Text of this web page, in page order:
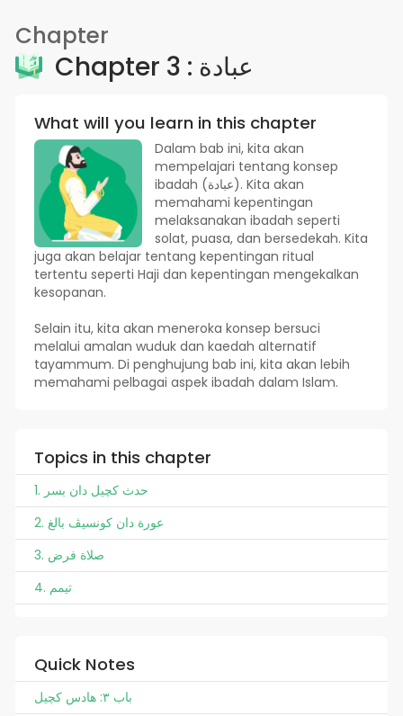
Chapter
Chapter 3 : عبادة
What will you learn in this chapter
Dalam bab ini, kita akan
mempelajari tentang konsep
ibadah (عبادة). Kita akan
memahami kepentingan
melaksanakan ibadah seperti
solat, puasa, dan bersedekah. Kita
juga akan belajar tentang kepentingan ritual
tertentu seperti Haji dan kepentingan mengekalkan
kesopanan.
Selain itu, kita akan meneroka konsep bersuci
melalui amalan wuduk dan kaedah alternatif
tayammum. Di penghujung bab ini, kita akan lebih
memahami pelbagai aspek ibadah dalam Islam.
Topics in this chapter
1. حدث کچيل دان بسر
2. عورة دان کونسيڤ بالغ
3. صلاة فرض
4. تيمم
Quick Notes
باب ٣: هادس كچيل